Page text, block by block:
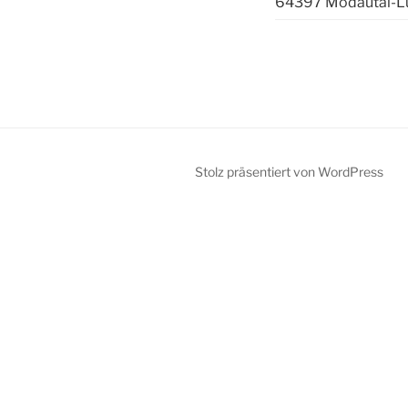
Stolz präsentiert von WordPress